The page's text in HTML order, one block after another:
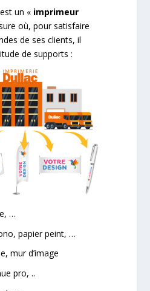
un « imprimeur
où, pour satisfaire
de ses clients, il
de supports :
…
papier peint, …
mur d’image
pro, ..